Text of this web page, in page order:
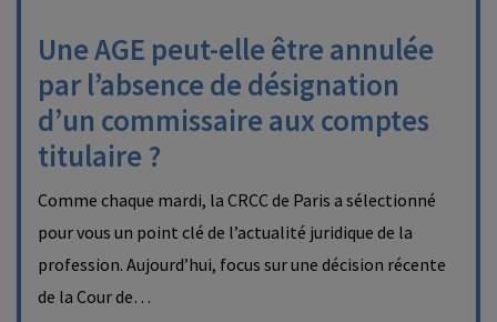
Une AGE peut-elle être annulée
par l’absence de désignation
d’un commissaire aux comptes
titulaire ?
Comme chaque mardi, la CRCC de Paris a sélectionné
pour vous un point clé de l’actualité juridique de la
profession. Aujourd’hui, focus sur une décision récente
de la Cour de…